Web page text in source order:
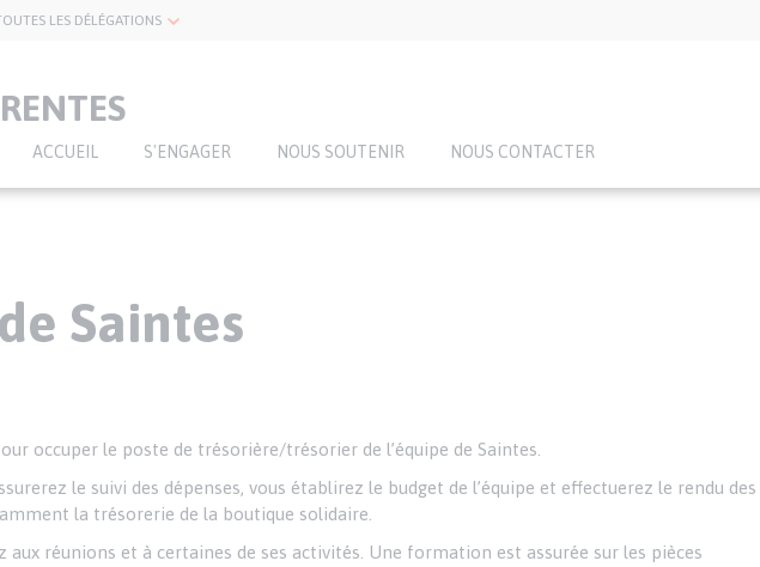
LES DÉLÉGATIONS
ACCUEIL S'ENGAGER NOUS SOUTENIR NOUS CONTACTER
Saintes
occuper le poste de trésorière/trésorier de l’équipe de Saintes.
le suivi des dépenses, vous établirez le budget de l’équipe et effectuerez le rendu des
la trésorerie de la boutique solidaire.
réunions et à certaines de ses activités. Une formation est assurée sur les pièces